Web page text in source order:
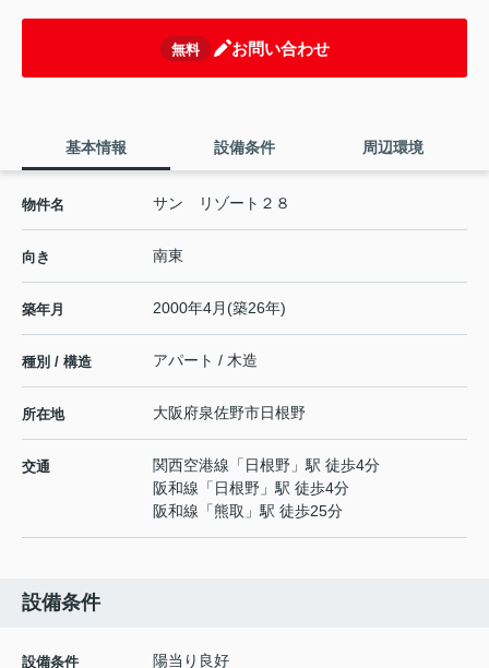
無料 お問い合わせ
基本情報 設備条件 周辺環境
物件名 サン リゾート２８
向き 南東
築年月 2000年4月(築26年)
種別 / 構造 アパート / 木造
所在地 大阪府泉佐野市日根野
交通 関西空港線 「 日根野 」駅 徒歩4分
阪和線 「 日根野 」駅 徒歩4分
阪和線 「熊取 」駅 徒歩25分
設備条件
設備条件
陽当り良好